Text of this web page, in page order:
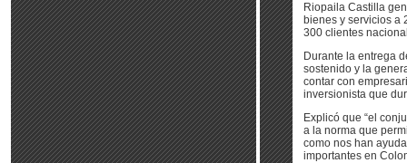
Riopaila Castilla
bienes y servicios a
300 clientes
Durante la entrega
sostenido y la
contar con
inversionista que
Explicó que “el
a la norma que
como nos han
importantes en